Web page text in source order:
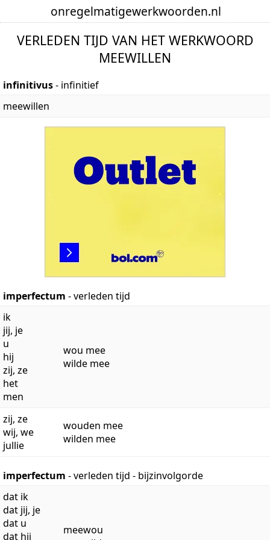
onregelmatigewerkwoorden.nl
VERLEDEN TIJD VAN HET WERKWOORD
MEEWILLEN
infinitivus- infinitief
meewillen
imperfectum - verleden tijd
ik
jij, je
u
hij
zij, ze
het
men
wou mee
wilde mee
zij, ze
wij, we
jullie
wouden mee
wilden mee
imperfectum - verleden tijd - bijzinvolgorde
dat ik
dat jij, je
dat u
dat hij
meewou